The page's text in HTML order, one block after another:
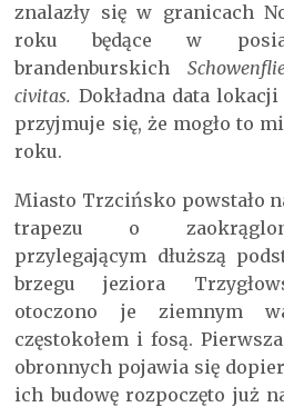
znalazły się w granicach
roku będące w
brandenburskich
civitas. Dokładna data
przyjmuje się, że mogło to
roku.
Miasto Trzcińsko powstało
trapezu o
przylegającym dłuższą
brzegu jeziora
otoczono je ziemnym
częstokołem i fosą.
obronnych pojawia się
ich budowę rozpoczęto już